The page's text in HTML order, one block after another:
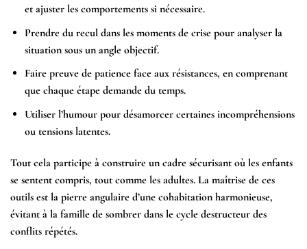
et ajuster les comportements si nécessaire.
Prendre du recul dans les moments de crise pour analyser la
situation sous un angle objectif.
Faire preuve de patience face aux résistances, en comprenant
que chaque étape demande du temps.
Utiliser l’humour pour désamorcer certaines incompréhensions
ou tensions latentes.
Tout cela participe à construire un cadre sécurisant où les enfants
se sentent compris, tout comme les adultes. La maîtrise de ces
outils est la pierre angulaire d’une cohabitation harmonieuse,
évitant à la famille de sombrer dans le cycle destructeur des
conflits répétés.